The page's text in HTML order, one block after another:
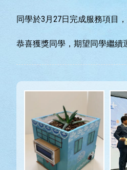
同學於3月27日完成服務項目
恭喜獲獎同學，期望同學繼續